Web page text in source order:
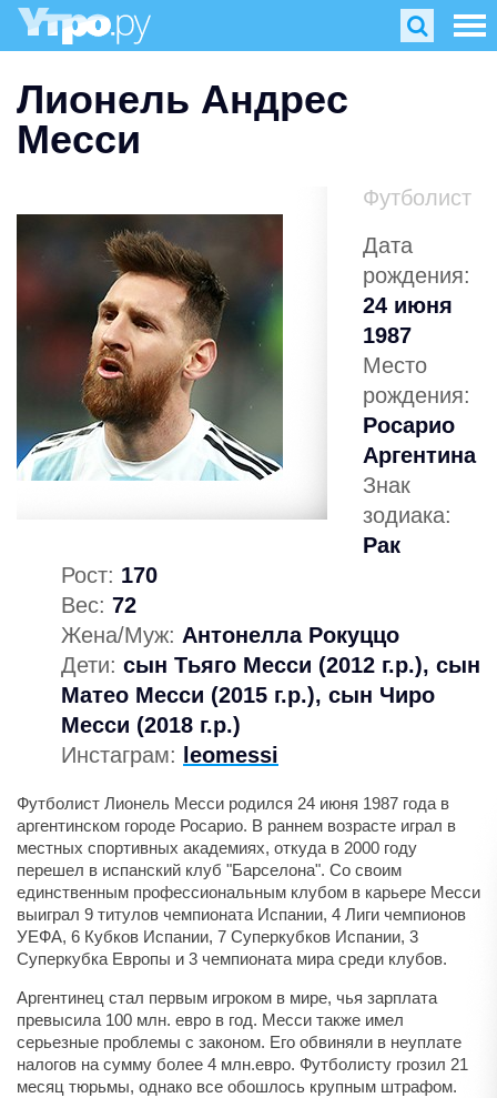
Лионель Андрес
Месси
Футболист
Дата
рождения:
24 июня
1987
Место
рождения:
Росарио
Аргентина
Знак
зодиака:
Рак
Рост: 170
Вес: 72
Жена/Муж: Антонелла Рокуццо
Дети: сын Тьяго Месси (2012 г.р.), сын
Матео Месси (2015 г.р.), сын Чиро
Месси (2018 г.р.)
Инстаграм:
leomessi
Футболист Лионель Месси родился 24 июня 1987 года в
аргентинском городе Росарио. В раннем возрасте играл в
местных спортивных академиях, откуда в 2000 году
перешел в испанский клуб "Барселона". Со своим
единственным профессиональным клубом в карьере Месси
выиграл 9 титулов чемпионата Испании, 4 Лиги чемпионов
УЕФА, 6 Кубков Испании, 7 Суперкубков Испании, 3
Суперкубка Европы и 3 чемпионата мира среди клубов.
Аргентинец стал первым игроком в мире, чья зарплата
превысила 100 млн. евро в год. Месси также имел
серьезные проблемы с законом. Его обвиняли в неуплате
налогов на сумму более 4 млн.евро. Футболисту грозил 21
месяц тюрьмы, однако все обошлось крупным штрафом.